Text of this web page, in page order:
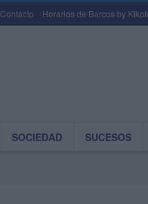
Contacto Horarios de Barcos by
SOCIEDAD SUCESOS